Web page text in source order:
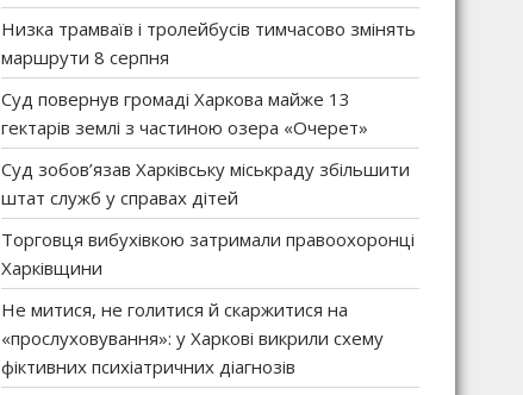
Низка трамваїв і тролейбусів тимчасово змінять
маршрути 8 серпня
Суд повернув громаді Харкова майже 13
гектарів землі з частиною озера «Очерет»
Суд зобов’язав Харківську міськраду збільшити
штат служб у справах дітей
Торговця вибухівкою затримали правоохоронці
Харківщини
Не митися, не голитися й скаржитися на
«прослуховування»: у Харкові викрили схему
фіктивних психіатричних діагнозів